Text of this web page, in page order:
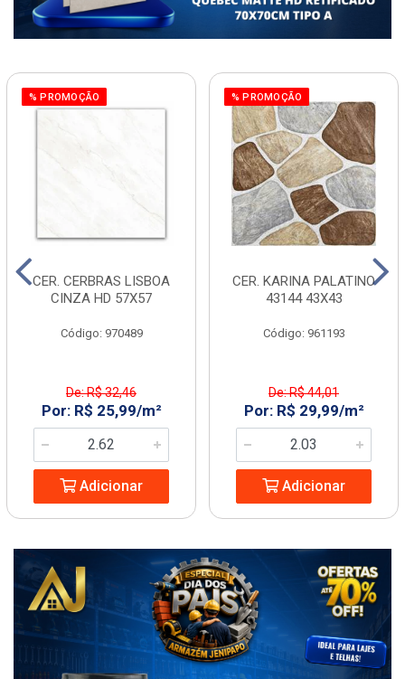
% PROMOÇÃO
CER. CERBRAS LISBOA
CINZA HD 57X57
Código: 970489
De: R$ 32,46
Por: R$ 25,99/m²
Adicionar
% PROMOÇÃO
CER. KARINA PALATINO
43144 43X43
Código: 961193
De: R$ 44,01
Por: R$ 29,99/m²
Adicionar